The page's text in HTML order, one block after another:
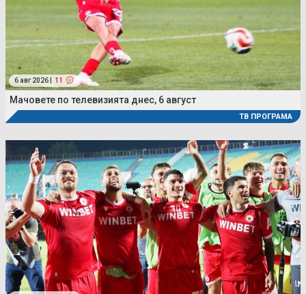
6 авг 2026 | 11
Мачовете по телевизията днес, 6 август
ТВ ПРОГРАМА